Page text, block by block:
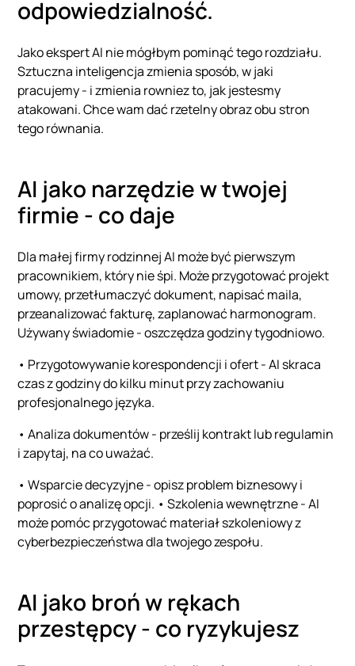
odpowiedzialność.
Jako ekspert AI nie mógłbym pominąć tego rozdziału.
Sztuczna inteligencja zmienia sposób, w jaki
pracujemy - i zmienia rowniez to, jak jestesmy
atakowani. Chce wam dać rzetelny obraz obu stron
tego równania.
AI jako narzędzie w twojej
firmie - co daje
Dla małej firmy rodzinnej AI może być pierwszym
pracownikiem, który nie śpi. Może przygotować projekt
umowy, przetłumaczyć dokument, napisać maila,
przeanalizować fakturę, zaplanować harmonogram.
Używany świadomie - oszczędza godziny tygodniowo.
• Przygotowywanie korespondencji i ofert - AI skraca
czas z godziny do kilku minut przy zachowaniu
profesjonalnego języka.
• Analiza dokumentów - prześlij kontrakt lub regulamin
i zapytaj, na co uważać.
• Wsparcie decyzyjne - opisz problem biznesowy i
poprosić o analizę opcji. • Szkolenia wewnętrzne - AI
może pomóc przygotować materiał szkoleniowy z
cyberbezpieczeństwa dla twojego zespołu.
AI jako broń w rękach
przestępcy - co ryzykujesz